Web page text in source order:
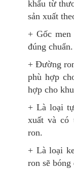
khẩu từ
sản xuất
+ Gốc
đúng chuẩn.
+ Đường
phù hợp
hợp cho
+ Là loại
xuất và có
ron.
+ Là loại
ron sẽ bóng